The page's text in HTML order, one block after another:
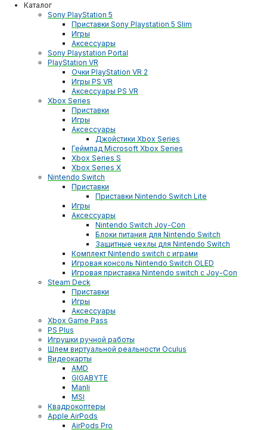
Каталог
Sony PlayStation 5
Приставки Sony Playstation 5 Slim
Игры
Аксессуары
Sony Playstation Portal
PlayStation VR
Очки PlayStation VR 2
Игры PS VR
Аксессуары PS VR
Xbox Series
Приставки
Игры
Аксессуары
Джойстики Xbox Series
Геймпад Microsoft Xbox Series
Xbox Series S
Xbox Series X
Nintendo Switch
Приставки
Приставки Nintendo Switch Lite
Игры
Аксессуары
Nintendo Switch Joy-Con
Блоки питания для Nintendo Switch
Защитные чехлы для Nintendo Switch
Комплект Nintendo switch с играми
Игровая консоль Nintendo Switch OLED
Игровая приставка Nintendo switch с Joy-Con
Steam Deck
Приставки
Игры
Аксессуары
Xbox Game Pass
PS Plus
Игрушки ручной работы
Шлем виртуальной реальности Oculus
Видеокарты
AMD
GIGABYTE
Manli
MSI
Квадрокоптеры
Apple AirPods
AirPods Pro